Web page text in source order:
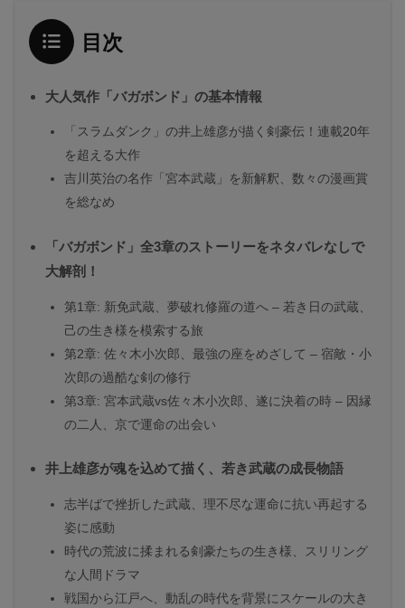
目次
大人気作「バガボンド」の基本情報
「スラムダンク」の井上雄彦が描く剣豪伝！連載20年
を超える大作
吉川英治の名作「宮本武蔵」を新解釈、数々の漫画賞
を総なめ
「バガボンド」全3章のストーリーをネタバレなしで
大解剖！
第1章: 新免武蔵、夢破れ修羅の道へ – 若き日の武蔵、
己の生き様を模索する旅
第2章: 佐々木小次郎、最強の座をめざして – 宿敵・小
次郎の過酷な剣の修行
第3章: 宮本武蔵vs佐々木小次郎、遂に決着の時 – 因縁
の二人、京で運命の出会い
井上雄彦が魂を込めて描く、若き武蔵の成長物語
志半ばで挫折した武蔵、理不尽な運命に抗い再起する
姿に感動
時代の荒波に揉まれる剣豪たちの生き様、スリリング
な人間ドラマ
戦国から江戸へ、動乱の時代を背景にスケールの大き